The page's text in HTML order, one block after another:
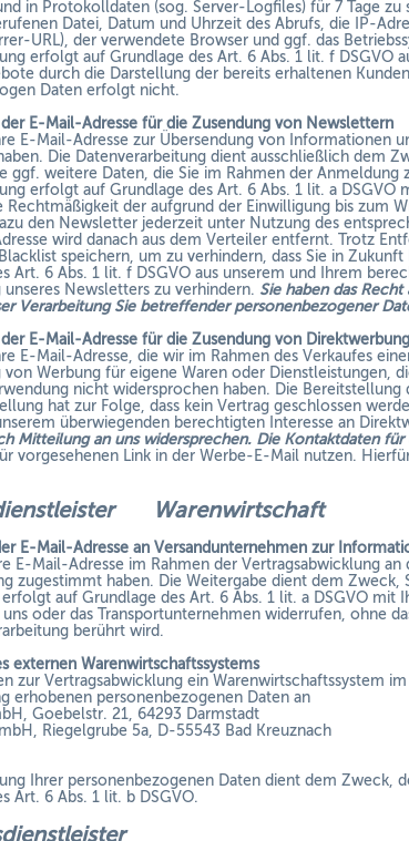
in Protokolldaten (sog. Server-Logfiles) für 7 Tage
Datei, Datum und Uhrzeit des Abrufs, die IP-
URL), der verwendete Browser und ggf. das
erfolgt auf Grundlage des Art. 6 Abs. 1 lit. f
durch die Darstellung der bereits erhaltenen
Daten erfolgt nicht.
E-Mail-Adresse für die Zusendung von Newslettern
E-Mail-Adresse zur Übersendung von Informationen
Die Datenverarbeitung dient ausschließlich dem
ggf. weitere Daten, die Sie im Rahmen der
erfolgt auf Grundlage des Art. 6 Abs. 1 lit. a
Rechtmäßigkeit der aufgrund der Einwilligung bis zum
den Newsletter jederzeit unter Nutzung des
wird danach aus dem Verteiler entfernt. Trotz
speichern, um zu verhindern, dass Sie in
Art. 6 Abs. 1 lit. f DSGVO aus unserem und Ihrem
unseres Newsletters zu verhindern. Sie haben das
Verarbeitung Sie betreffender personenbezogener
E-Mail-Adresse für die Zusendung von Direktwerbung
E-Mail-Adresse, die wir im Rahmen des Verkaufes
von Werbung für eigene Waren oder Dienstleistungen,
nicht widersprochen haben. Die
hat zur Folge, dass kein Vertrag geschlossen
überwiegenden berechtigten Interesse an
Mitteilung an uns widersprechen. Die Kontaktdaten für
vorgesehenen Link in der Werbe-E-Mail nutzen.
Warenwirtschaft
E-Mail-Adresse an Versandunternehmen zur
E-Mail-Adresse im Rahmen der Vertragsabwicklung
zugestimmt haben. Die Weitergabe dient dem
auf Grundlage des Art. 6 Abs. 1 lit. a DSGVO
oder das Transportunternehmen widerrufen, ohne
berührt wird.
externen Warenwirtschaftssystems
zur Vertragsabwicklung ein Warenwirtschaftssystem
erhobenen personenbezogenen Daten an
Goebelstr. 21, 64293 Darmstadt
Riegelgrube 5a, D-55543 Bad Kreuznach
Ihrer personenbezogenen Daten dient dem
Art. 6 Abs. 1 lit. b DSGVO.